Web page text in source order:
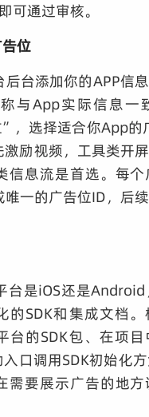
可通过审核。
位
台添加你的APP信
与App实际信息一
，选择适合你App的
激励视频，工具类开
信息流是首选。每
一的广告位ID，后
台是iOS还是
的SDK和集成文档
台的SDK包、在项
口调用SDK初始化
需要展示广告的地方